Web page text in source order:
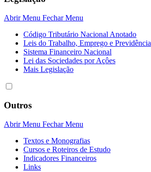
Abrir Menu Fechar Menu
Código Tributário Nacional Anotado
Leis do Trabalho, Emprego e Previdência
Sistema Financeiro Nacional
Lei das Sociedades por Açôes
Mais Legislação
Outros
Abrir Menu Fechar Menu
Textos e Monografias
Cursos e Roteiros de Estudo
Indicadores Financeiros
Links